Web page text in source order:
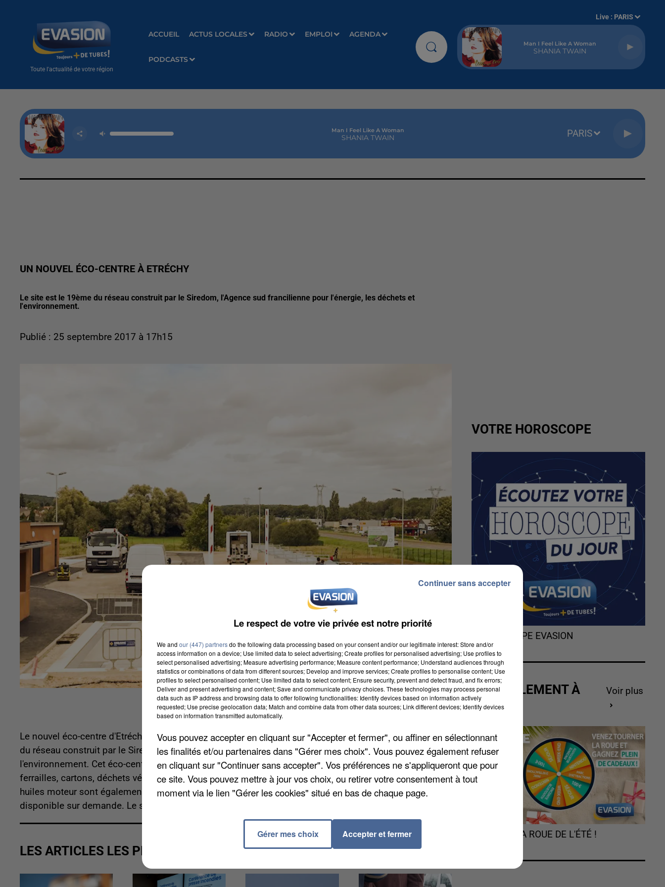
Toute l'actualité de votre région
ACCUEIL ACTUS LOCALES RADIO EMPLOI AGENDA
PODCASTS
Live : PARIS
Man I Feel Like A Woman
SHANIA TWAIN
Man I Feel Like A Woman
SHANIA TWAIN PARIS
UN NOUVEL ÉCO-CENTRE À ETRÉCHY
Le site est le 19ème du réseau construit par le Siredom, l'Agence sud francilienne pour l'énergie, les déchets et
l'environnement.
Publié : 25 septembre 2017 à 17h15
Le nouvel éco-centre d'Etréchy a ouvert ses portes aujourd'hui, rue des Aunettes. Le site est le 19ème
du réseau construit par le Siredom, l'Agence sud francilienne pour l'énergie, les déchets et
l'environnement. Cet éco-centre regroupe huit quais de déchargement pour le dépôt des gravats,
ferrailles, cartons, déchets végétaux ou encore meubles. Des bornes papiers, emballages, textiles et
huiles moteur sont également accessible pour les particuliers. Il suffit d'être muni d'un badge d'accès
disponible sur demande. Le site est ouvert tous les jours sauf le mardi et le jeudi.
LES ARTICLES LES PLUS VUS
VOTRE HOROSCOPE
L'HOROSCOPE EVASION
ACTUELLEMENT À
GAGNER
Voir plus
TOURNEZ LA ROUE DE L'ÉTÉ !
Le respect de votre vie privée est notre priorité
We and our (447) partnersdo the following data processing based on your consent and/or our legitimate interest: Store and/or
access information on a device; Use limited data to select advertising; Create profiles for personalised advertising; Use profiles to
select personalised advertising; Measure advertising performance; Measure content performance; Understand audiences through
statistics or combinations of data from different sources; Develop and improve services; Create profiles to personalise content; Use
profiles to select personalised content; Use limited data to select content; Ensure security, prevent and detect fraud, and fix errors;
Deliver and present advertising and content; Save and communicate privacy choices. These technologies may process personal
data such as IP address and browsing data to offer following functionalities: Identify devices based on information actively
requested; Use precise geolocation data; Match and combine data from other data sources; Link different devices; Identify devices
based on information transmitted automatically.
Vous pouvez accepter en cliquant sur "Accepter et fermer", ou affiner en sélectionnant
les finalités et/ou partenaires dans "Gérer mes choix". Vous pouvez également refuser
en cliquant sur "Continuer sans accepter". Vos préférences ne s'appliqueront que pour
ce site. Vous pouvez mettre à jour vos choix, ou retirer votre consentement à tout
moment via le lien "Gérer les cookies" situé en bas de chaque page.
Gérer mes choix Accepter et fermer
Continuer sans accepter